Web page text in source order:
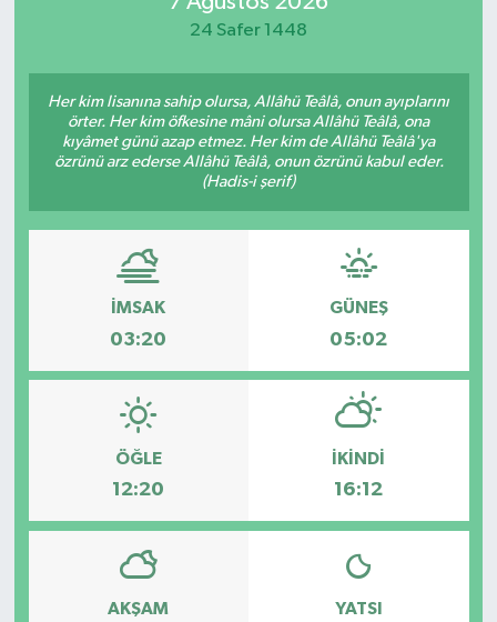
24 Safer 1448
Her kim lisanına sahip olursa, Allâhü Teâlâ, onun ayıplarını
örter. Her kim öfkesine mâni olursa Allâhü Teâlâ, ona
kıyâmet günü azap etmez. Her kim de Allâhü Teâlâ'ya
özrünü arz ederse Allâhü Teâlâ, onun özrünü kabul eder.
(Hadis-i şerif)
İMSAK
03:20
GÜNEŞ
05:02
ÖĞLE
12:20
İKINDI
16:12
AKŞAM YATSI
Özel
Resmi İlanlar
Sağlık
Siyaset
Yaşam
Yerel Yönetimler
Yurttan